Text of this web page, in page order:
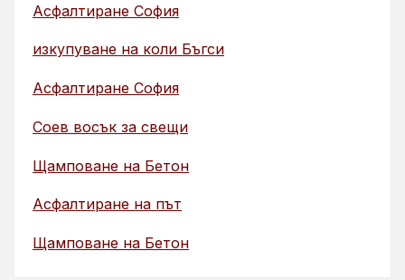
Асфалтиране София
изкупуване на коли Бъгси
Асфалтиране София
Соев восък за свещи
Щамповане на Бетон
Асфалтиране на път
Щамповане на Бетон